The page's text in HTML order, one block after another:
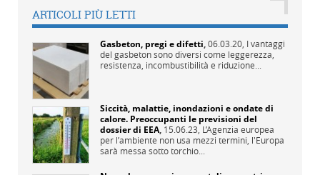
ARTICOLI PIÙ LETTI
Gasbeton, pregi e difetti,06.03.20, I vantaggi
del gasbeton sono diversi come leggerezza,
resistenza, incombustibilità e riduzione...
Siccità, malattie, inondazioni e ondate di
calore. Preoccupanti le previsioni del
dossier di EEA, 15.06.23, L’Agenzia europea
per l’ambiente non usa mezzi termini, l'Europa
sarà messa sotto torchio...